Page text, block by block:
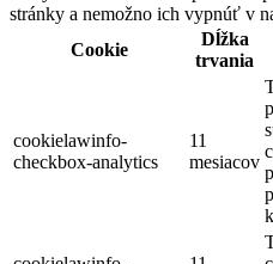
stránky a nemožno ich vypnúť v
Cookie
Dĺžka
trvania
cookielawinfo-
checkbox-analytics
11
mesiacov